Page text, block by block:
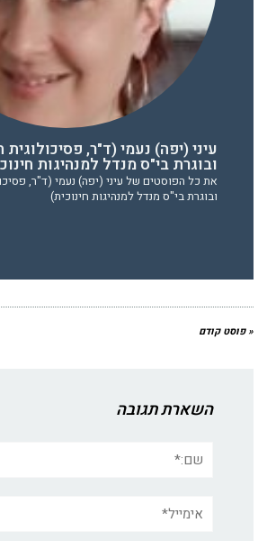
עיני (יפה) נעמי (ד"ר, פסיכולוגית
ובוגרת בי"ס מנדל למנהיגות
את כל הפוסטים של עיני (יפה) נעמי (ד"ר,
ובוגרת בי"ס מנדל למנהיגות חינוכית)
« פוסט קודם
השארת תגובה